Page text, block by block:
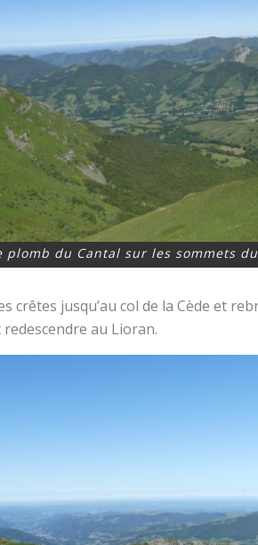
plomb du Cantal sur les sommets
crêtes jusqu’au col de la Cède et
au Lioran.